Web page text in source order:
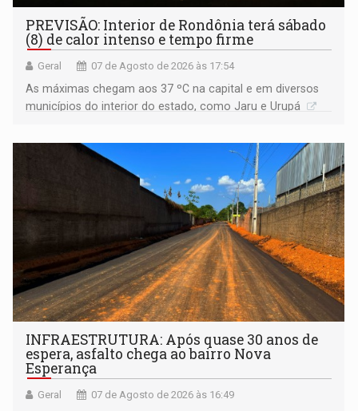
PREVISÃO: Interior de Rondônia terá sábado
(8) de calor intenso e tempo firme
Geral 07 de Agosto de 2026 às 17:54
As máximas chegam aos 37 ºC na capital e em diversos
municípios do interior do estado, como Jaru e Urupá
INFRAESTRUTURA: Após quase 30 anos de
espera, asfalto chega ao bairro Nova
Esperança
Geral 07 de Agosto de 2026 às 16:49